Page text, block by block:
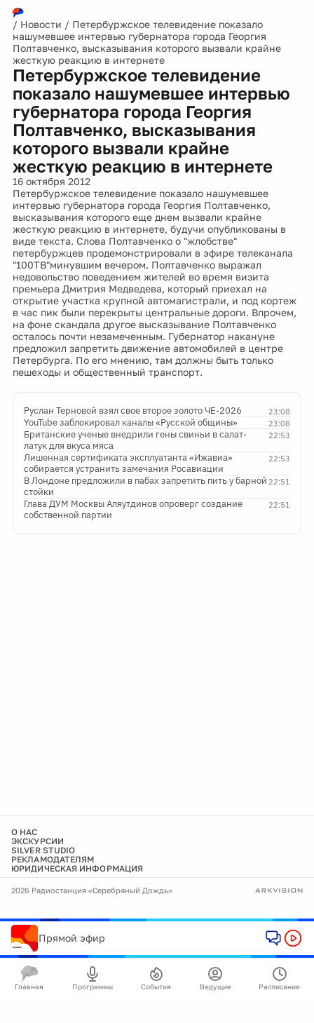
/ Новости / Петербуржское телевидение показало
нашумевшее интервью губернатора города Георгия
Полтавченко, высказывания которого вызвали крайне
жесткую реакцию в интернете
Петербуржское телевидение
показало нашумевшее интервью
губернатора города Георгия
Полтавченко, высказывания
которого вызвали крайне
жесткую реакцию в интернете
16 октября 2012
Петербуржское телевидение показало нашумевшее
интервью губернатора города Георгия Полтавченко,
высказывания которого еще днем вызвали крайне
жесткую реакцию в интернете, будучи опубликованы в
виде текста. Слова Полтавченко о "жлобстве"
петербуржцев продемонстрировали в эфире телеканала
"100ТВ"минувшим вечером. Полтавченко выражал
недовольство поведением жителей во время визита
премьера Дмитрия Медведева, который приехал на
открытие участка крупной автомагистрали, и под кортеж
в час пик были перекрыты центральные дороги. Впрочем,
на фоне скандала другое высказывание Полтавченко
осталось почти незамеченным. Губернатор накануне
предложил запретить движение автомобилей в центре
Петербурга. По его мнению, там должны быть только
пешеходы и общественный транспорт.
23:08
Руслан Терновой взял свое второе золото ЧЕ-2026
23:08
YouTube заблокировал каналы «Русской общины»
22:53
Британские ученые внедрили гены свиньи в салат-
латук для вкуса мяса
22:53
Лишенная сертификата эксплуатанта «Ижавиа»
собирается устранить замечания Росавиации
22:51
В Лондоне предложили в пабах запретить пить у барной
стойки
22:51
Глава ДУМ Москвы Аляутдинов опроверг создание
собственной партии
О НАС
ЭКСКУРСИИ
SILVER STUDIO
РЕКЛАМОДАТЕЛЯМ
ЮРИДИЧЕСКАЯ ИНФОРМАЦИЯ
2026 Радиостанция «Серебряный Дождь»
Прямой эфир
Главная Программы События Ведущие Расписание